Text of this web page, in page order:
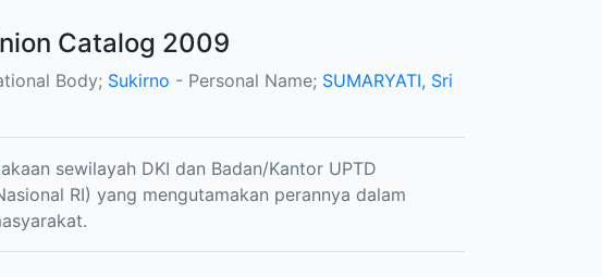
Catalog 2009
Body; Sukirno - Personal Name; SUMARYATI, Sri
sewilayah DKI dan Badan/Kantor UPTD
RI) yang mengutamakan perannya dalam